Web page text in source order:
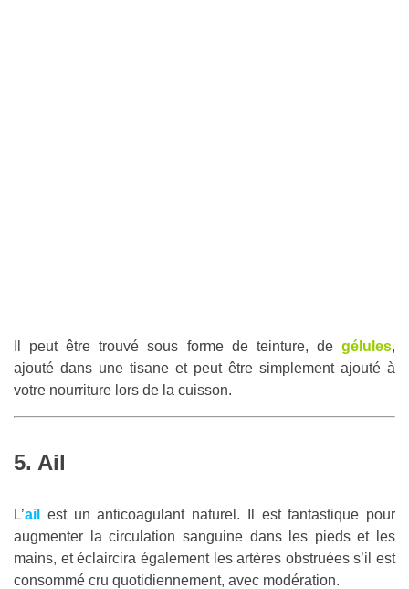
Il peut être trouvé sous forme de teinture, de gélules,
ajouté dans une tisane et peut être simplement ajouté à
votre nourriture lors de la cuisson.
5. Ail
L’ail
est un anticoagulant naturel. Il est fantastique pour
augmenter la circulation sanguine dans les pieds et les
mains, et éclaircira également les artères obstruées s’il est
consommé cru quotidiennement, avec modération.